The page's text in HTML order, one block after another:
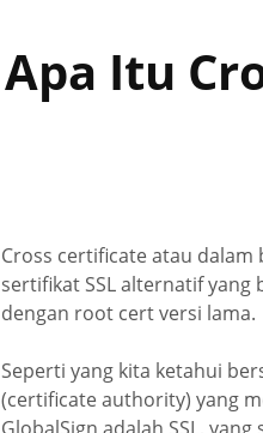
Apa Itu
Cross certificate atau dalam
sertifikat SSL alternatif
dengan root cert versi lama.
Seperti yang kita ketahui
(certificate authority) yang